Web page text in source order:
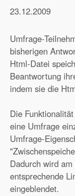
23.12.2009
Umfrage-
bisherigen
Html-Datei
Beantwortung
indem sie die
Die
eine Umfrage
Umfrage-
Dadurch wird
entsprechende
eingeblendet.